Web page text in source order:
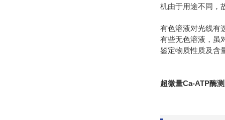
机由于用途不同，
有色溶液对光线有
有些无色溶液，虽
鉴定物质性质及含
超微量Ca-ATP酶